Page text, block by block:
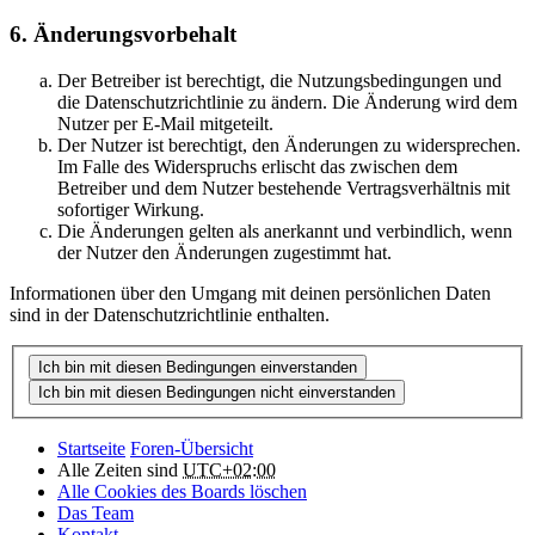
6. Änderungsvorbehalt
Der Betreiber ist berechtigt, die Nutzungsbedingungen und
die Datenschutzrichtlinie zu ändern. Die Änderung wird dem
Nutzer per E-Mail mitgeteilt.
Der Nutzer ist berechtigt, den Änderungen zu widersprechen.
Im Falle des Widerspruchs erlischt das zwischen dem
Betreiber und dem Nutzer bestehende Vertragsverhältnis mit
sofortiger Wirkung.
Die Änderungen gelten als anerkannt und verbindlich, wenn
der Nutzer den Änderungen zugestimmt hat.
Informationen über den Umgang mit deinen persönlichen Daten
sind in der Datenschutzrichtlinie enthalten.
Startseite Foren-Übersicht
Alle Zeiten sind UTC+02:00
Alle Cookies des Boards löschen
Das Team